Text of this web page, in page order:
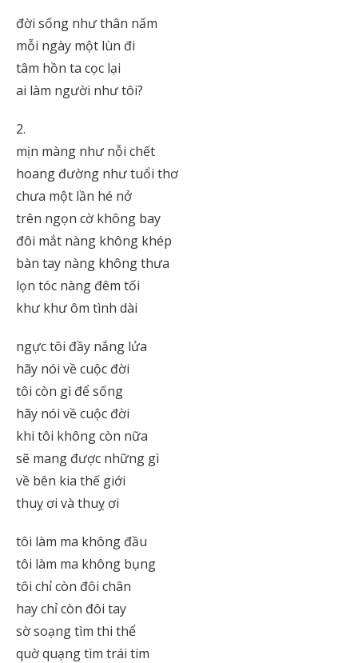
đời sống như thân nấm
mỗi ngày một lùn đi
tâm hồn ta cọc lại
ai làm người như tôi?
2.
mịn màng như nỗi chết
hoang đường như tuổi thơ
chưa một lần hé nở
trên ngọn cờ không bay
đôi mắt nàng không khép
bàn tay nàng không thưa
lọn tóc nàng đêm tối
khư khư ôm tình dài
ngực tôi đầy nắng lửa
hãy nói về cuộc đời
tôi còn gì để sống
hãy nói về cuộc đời
khi tôi không còn nữa
sẽ mang được những gì
về bên kia thế giới
thuỵ ơi và thuỵ ơi
tôi làm ma không đầu
tôi làm ma không bụng
tôi chỉ còn đôi chân
hay chỉ còn đôi tay
sờ soạng tìm thi thể
quờ quạng tìm trái tim